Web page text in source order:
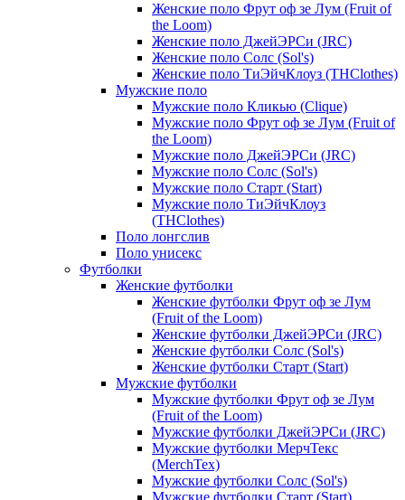
Женские поло Фрут оф зе Лум (Fruit of
the Loom)
Женские поло ДжейЭРСи (JRC)
Женские поло Солс (Sol's)
Женские поло ТиЭйчКлоуз (THClothes)
Мужские поло
Мужские поло Кликью (Clique)
Мужские поло Фрут оф зе Лум (Fruit of
the Loom)
Мужские поло ДжейЭРСи (JRC)
Мужские поло Солс (Sol's)
Мужские поло Старт (Start)
Мужские поло ТиЭйчКлоуз
(THClothes)
Поло лонгслив
Поло унисекс
Футболки
Женские футболки
Женские футболки Фрут оф зе Лум
(Fruit of the Loom)
Женские футболки ДжейЭРСи (JRC)
Женские футболки Солс (Sol's)
Женские футболки Старт (Start)
Мужские футболки
Мужские футболки Фрут оф зе Лум
(Fruit of the Loom)
Мужские футболки ДжейЭРСи (JRC)
Мужские футболки МерчТекс
(MerchTex)
Мужские футболки Солс (Sol's)
Мужские футболки Старт (Start)